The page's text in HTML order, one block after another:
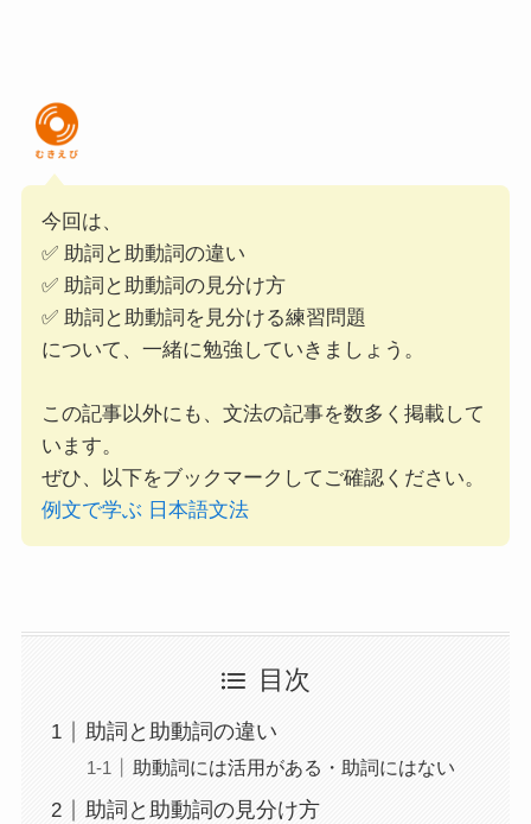
今回は、
✅ 助詞と助動詞の違い
✅ 助詞と助動詞の見分け方
✅ 助詞と助動詞を見分ける練習問題
について、一緒に勉強していきましょう。
この記事以外にも、文法の記事を数多く掲載して
います。
ぜひ、以下をブックマークしてご確認ください。
例文で学ぶ 日本語文法
目次
助詞と助動詞の違い
助動詞には活用がある・助詞にはない
助詞と助動詞の見分け方